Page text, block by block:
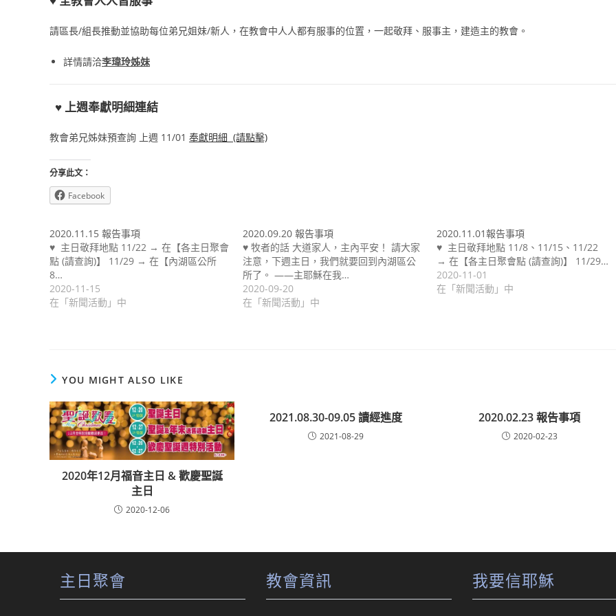
請區長/組長推動並協助每位弟兄姐妹/新人，在教會中人人都有服事的位置，一起敬拜、服事主，建造主的教會。
詳情請洽李瑋玲姊妹
♥上週奉獻明細連結
教會弟兄姊妹預查詢 上週 11/01 奉獻明細 (請點擊)
分享此文：
Facebook
2020.11.15 報告事項
♥ 主日敬拜地點 11/22 → 在【各主日聚會
點 (請查詢)】 11/29 → 在【內湖區公所
8…
2020-11-15
在「新聞活動」中
2020.09.20 報告事項
♥ 牧者的話 大道家人，主內平安！ 請大家
注意，下週主日，我們就要回到內湖區公
所了。 ——主耶穌在我…
2020-09-20
在「新聞活動」中
2020.11.01報告事項
♥ 主日敬拜地點 11/8、11/15、11/22
→ 在【各主日聚會點 (請查詢)】 11/29…
2020-11-01
在「新聞活動」中
YOU MIGHT ALSO LIKE
2020年12月福音主日 & 歡慶聖誕
主日
2020-12-06
2021.08.30-09.05 讀經進度
2021-08-29
2020.02.23 報告事項
2020-02-23
主日聚會 教會資訊 我要信耶穌